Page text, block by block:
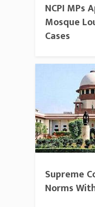
NCPI MPs
Mosque
Cases
Supreme
Norms